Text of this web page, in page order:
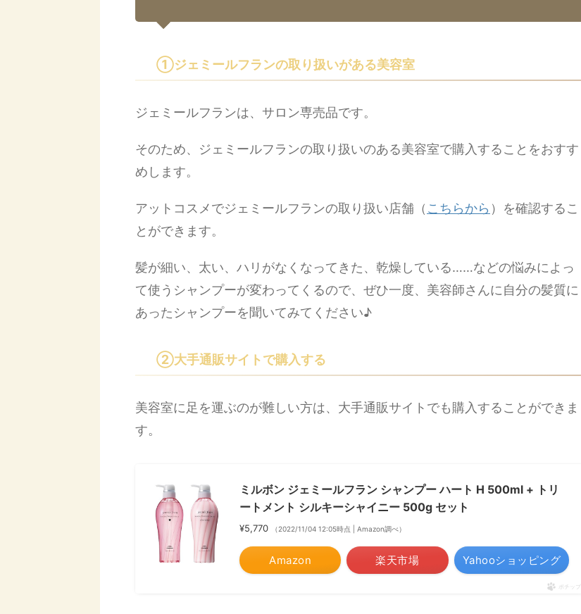
①ジェミールフランの取り扱いがある美容室
ジェミールフランは、サロン専売品です。
そのため、ジェミールフランの取り扱いのある美容室で購入することをおすす
めします。
アットコスメでジェミールフランの取り扱い店舗（ こちらから ）を確認するこ
とができます。
髪が細い、太い、ハリがなくなってきた、乾燥している……などの悩みによっ
て使うシャンプーが変わってくるので、ぜひ一度、美容師さんに自分の髪質に
あったシャンプーを聞いてみてください♪
②大手通販サイトで購入する
美容室に足を運ぶのが難しい方は、大手通販サイトでも購入することができま
す。
ミルボン ジェミールフラン シャンプー ハート H 500ml + トリ
ートメント シルキーシャイニー 500g セット
¥5,770 （2022/11/04 12:05時点 | Amazon調べ）
Amazon 楽天市場 Yahooショッピング
ポチップ